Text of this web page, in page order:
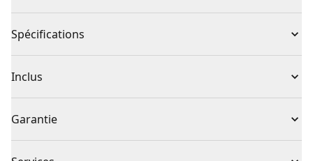
pour un rendement élevé, une autonomie supérieure
pour des coupes nettes quel que soit le matériau.
Grande praticité : semelle inclinable à 45° des deux
côtés.
Réglage sans outil, avec positions prédéfinies à 0°,
Spécifications
Type de produit Scie sauteuse
Tension 18V
Inclus
Garantie